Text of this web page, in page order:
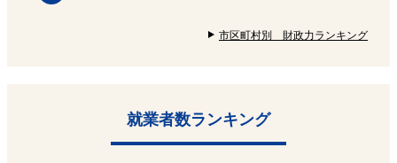
市区町村別 財政力ランキング
就業者数ランキング